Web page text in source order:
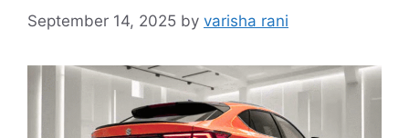
September 14, 2025 by varisha rani